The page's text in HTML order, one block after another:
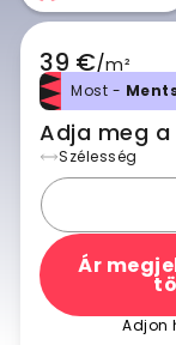
39 €/m²
Most -
Adja meg
Szélesség
Ár
Adjon